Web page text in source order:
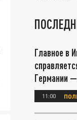
Главное в
Германии
11:00